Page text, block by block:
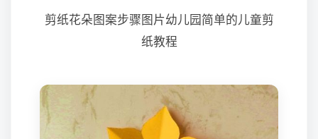
剪纸花朵图案步骤图片幼儿园简单的儿童剪
纸教程